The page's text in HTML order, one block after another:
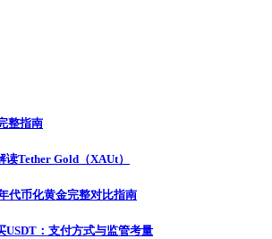
整指南
Tether Gold（XAUt）
代币化黄金完整对比指南
USDT：支付方式与监管考量